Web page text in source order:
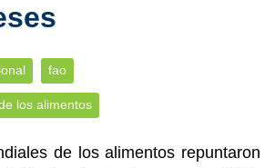
fao
los alimentos
de los alimentos repuntaron